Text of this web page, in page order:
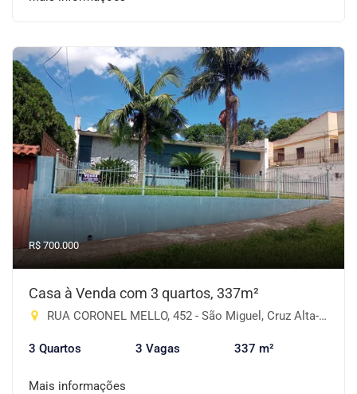
R$ 700.000
Casa à Venda com 3 quartos, 337m²
RUA CORONEL MELLO, 452 - São Miguel, Cruz Alta-RS
3 Quartos 3 Vagas 337 m²
Mais informações